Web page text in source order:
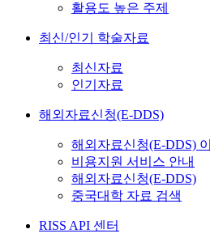
활용도 높은 주제
최신/인기 학술자료
최신자료
인기자료
해외자료신청(E-DDS)
해외자료신청(E-DDS)
비용지원 서비스 안내
해외자료신청(E-DDS)
중국대학 자료 검색
RISS API 센터